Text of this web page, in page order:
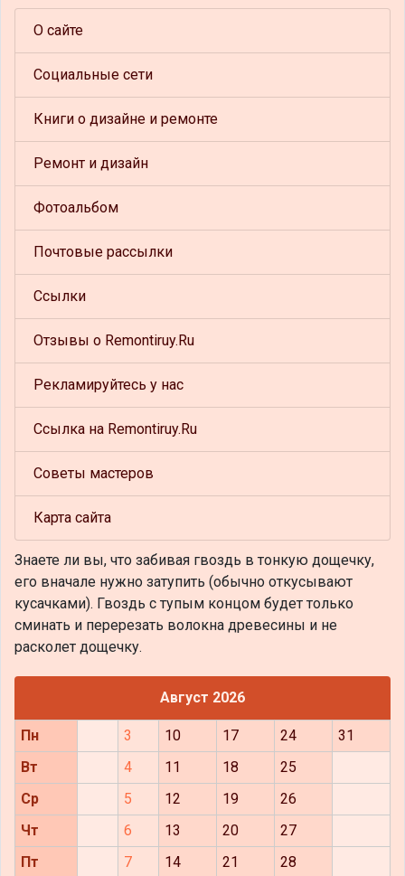
О сайте
Социальные сети
Книги о дизайне и ремонте
Ремонт и дизайн
Фотоальбом
Почтовые рассылки
Ссылки
Отзывы о Remontiruy.Ru
Рекламируйтесь у нас
Ссылка на Remontiruy.Ru
Советы мастеров
Карта сайта
Знаете ли вы, что забивая гвоздь в тонкую дощечку,
его вначале нужно затупить (обычно откусывают
кусачками). Гвоздь с тупым концом будет только
сминать и перерезать волокна древесины и не
расколет дощечку.
Август 2026
Пн 3 10 17 24
31
Вт
4 11 18
25
Ср
5 12 19
26
Чт
6 13 20
27
Пт
7 14 21 28